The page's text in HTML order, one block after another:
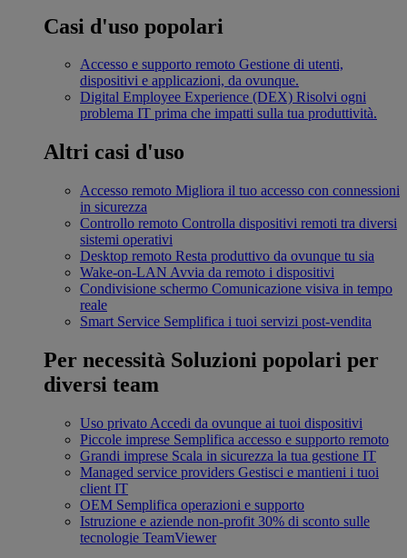
Casi d'uso popolari
Accesso e supporto remoto Gestione di utenti,
dispositivi e applicazioni, da ovunque.
Digital Employee Experience (DEX) Risolvi ogni
problema IT prima che impatti sulla tua produttività.
Altri casi d'uso
Accesso remoto Migliora il tuo accesso con connessioni
in sicurezza
Controllo remoto Controlla dispositivi remoti tra diversi
sistemi operativi
Desktop remoto Resta produttivo da ovunque tu sia
Wake-on-LAN Avvia da remoto i dispositivi
Condivisione schermo Comunicazione visiva in tempo
reale
Smart Service Semplifica i tuoi servizi post-vendita
Per necessità Soluzioni popolari per
diversi team
Uso privato Accedi da ovunque ai tuoi dispositivi
Piccole imprese Semplifica accesso e supporto remoto
Grandi imprese Scala in sicurezza la tua gestione IT
Managed service providers Gestisci e mantieni i tuoi
client IT
OEM Semplifica operazioni e supporto
Istruzione e aziende non-profit 30% di sconto sulle
tecnologie TeamViewer